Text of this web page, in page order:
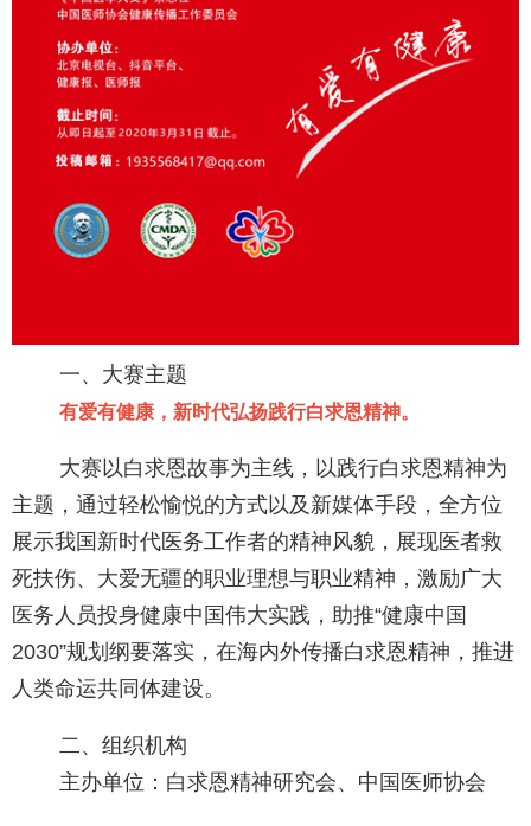
一、大赛主题
有爱有健康，新时代弘扬践行白求恩精神。
大赛以白求恩故事为主线，以践行白求恩精神为
主题，通过轻松愉悦的方式以及新媒体手段，全方位
展示我国新时代医务工作者的精神风貌，展现医者救
死扶伤、大爱无疆的职业理想与职业精神，激励广大
医务人员投身健康中国伟大实践，助推“健康中国
2030”规划纲要落实，在海内外传播白求恩精神，推进
人类命运共同体建设。
二、组织机构
主办单位：白求恩精神研究会、中国医师协会